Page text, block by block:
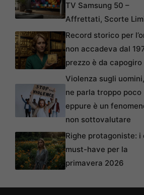
TV Samsung 50 –
Affrettati, Scorte
Record storico per
non accadeva dal
prezzo è da capogiro
Violenza sugli
ne parla troppo poco
eppure è un
non sottovalutare
Righe protagoniste: i
must-have per la
primavera 2026